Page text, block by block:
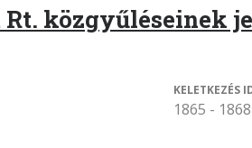
közgyűléseinek
KELETKEZÉS
1865 - 1868